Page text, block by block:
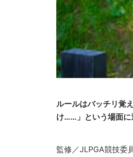
ルールはバッチリ覚
け……」という場面に
監修／JLPGA競技委